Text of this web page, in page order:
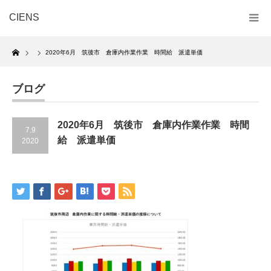
CIENS
Home
2020年6月 筑後市 倉庫内作業作業 時間給 派遣単価
ブログ
7.9
2020
2020年6月 筑後市 倉庫内作業作業 時間
給 派遣単価